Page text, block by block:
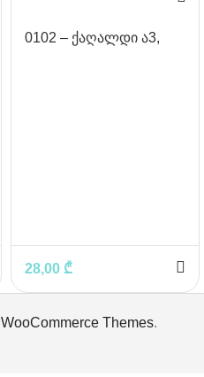
0102 – ქაღალდი ა3,
28,00 ₾
WooCommerce Themes.